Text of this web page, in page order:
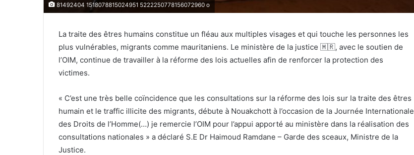
81492404 1518078815024951 5222250778156072960 o
La traite des êtres humains constitue un fléau aux multiples visages et qui touche les personnes les
plus vulnérables, migrants comme mauritaniens. Le ministère de la justice 🇲🇷, avec le soutien de
l’OIM, continue de travailler à la réforme des lois actuelles afin de renforcer la protection des
victimes.
« C’est une très belle coïncidence que les consultations sur la réforme des lois sur la traite des êtres
humain et le traffic illicite des migrants, débute à Nouakchott à l’occasion de la Journée Internationale
des Droits de l’Homme(…) je remercie l’OIM pour l’appui apporté au ministère dans la réalisation des
consultations nationales » a déclaré S.E Dr Haimoud Ramdane – Garde des sceaux, Ministre de la
Justice.